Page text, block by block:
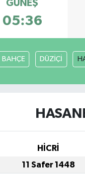
GÜNEŞ
05:36
BAHÇE DÜZİÇİ
HİCRİ
11 Safer 1448